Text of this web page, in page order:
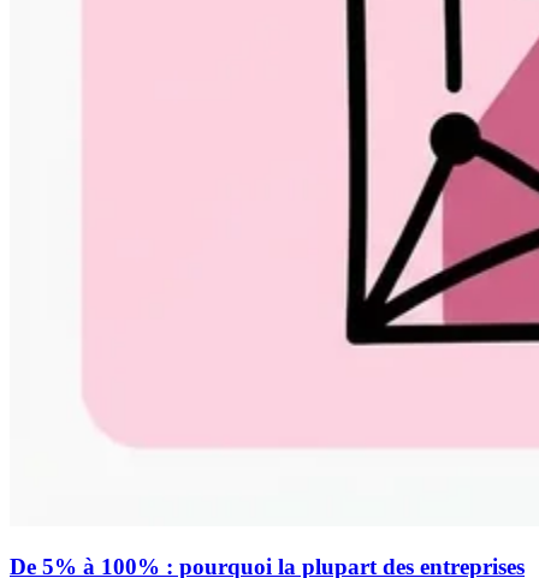
De 5% à 100% : pourquoi la plupart des entreprises